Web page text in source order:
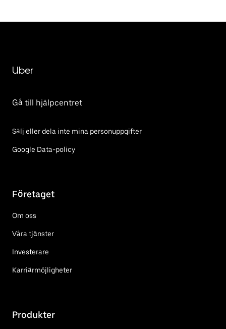
Uber
Gå till hjälpcentret
Sälj eller dela inte mina personuppgifter
Google Data-policy
Företaget
Om oss
Våra tjänster
Investerare
Karriärmöjligheter
Produkter